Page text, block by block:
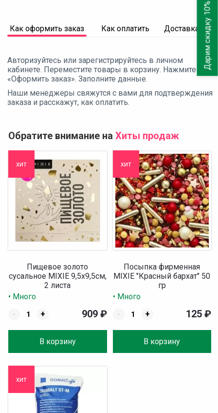
Как оформить заказ Как оплатить Доставка
Авторизуйтесь или зарегистрируйтесь в личном
кабинете. Переместите товары в корзину. Нажмите
«Оформить заказ». Заполните данные.
Наши менеджеры свяжутся с вами для подтверждения
заказа и расскажут, как оплатить.
Обратите внимание на Хиты продаж
хит
Пищевое золото
сусальное MIXIE 9,5х9,5см,
2 листа
• Много
-
+
В корзину
909 ₽
хит
Посыпка фирменная
MIXIE "Красный бархат" 50
гр
• Много
-
+
В корзину
125 ₽
хит
Дарим скидку 10%